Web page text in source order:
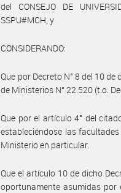
del CONSEJO DE
SSPU#MCH, y
CONSIDERANDO:
Que por Decreto N° 8 del 10
de Ministerios N° 22.520 (t.o.
Que por el artículo 4° del
estableciéndose las facultades
Ministerio en particular.
Que el artículo 10 de dicho
oportunamente asumidas por